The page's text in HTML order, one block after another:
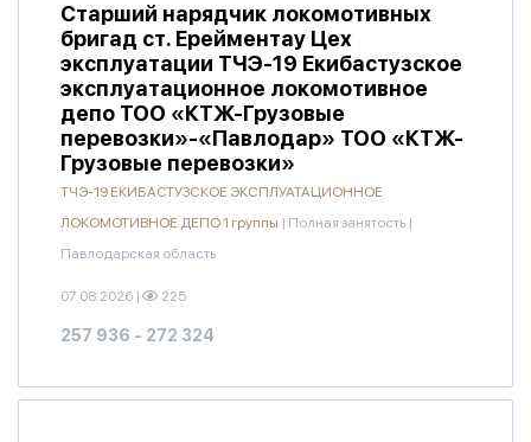
Старший нарядчик локомотивных
бригад ст. Ерейментау Цех
эксплуатации ТЧЭ-19 Екибастузское
эксплуатационное локомотивное
депо ТОО «КТЖ-Грузовые
перевозки»-«Павлодар» ТОО «КТЖ-
Грузовые перевозки»
ТЧЭ-19 ЕКИБАСТУЗСКОЕ ЭКСПЛУАТАЦИОННОЕ
ЛОКОМОТИВНОЕ ДЕПО 1 группы | Полная занятость |
Павлодарская область
07.08.2026 | 225
257 936 - 272 324